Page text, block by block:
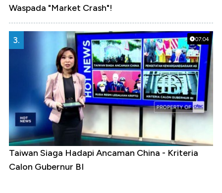
Waspada "Market Crash"!
07:04
3.
Taiwan Siaga Hadapi Ancaman China - Kriteria
Calon Gubernur BI